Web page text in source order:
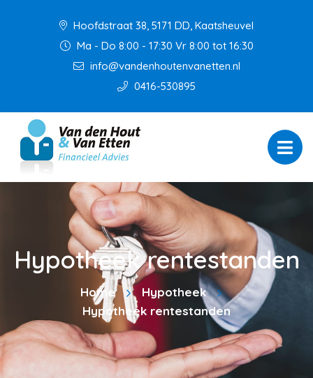
Hoofdstraat 38, 5171 DD, Kaatsheuvel
Ma - Do 8:00 - 17:30 Vr 8:00 tot 16:30
info@vandenhoutenvanetten.nl
0416-530895
Hypotheek rentestanden
Home
Hypotheek
Hypotheek rentestanden